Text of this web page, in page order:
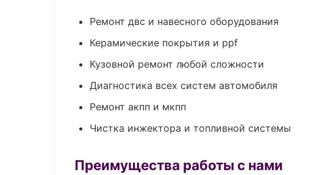
Ремонт двс и навесного оборудования
Керамические покрытия и ppf
Кузовной ремонт любой сложности
Диагностика всех систем автомобиля
Ремонт акпп и мкпп
Чистка инжектора и топливной системы
Преимущества работы с нами